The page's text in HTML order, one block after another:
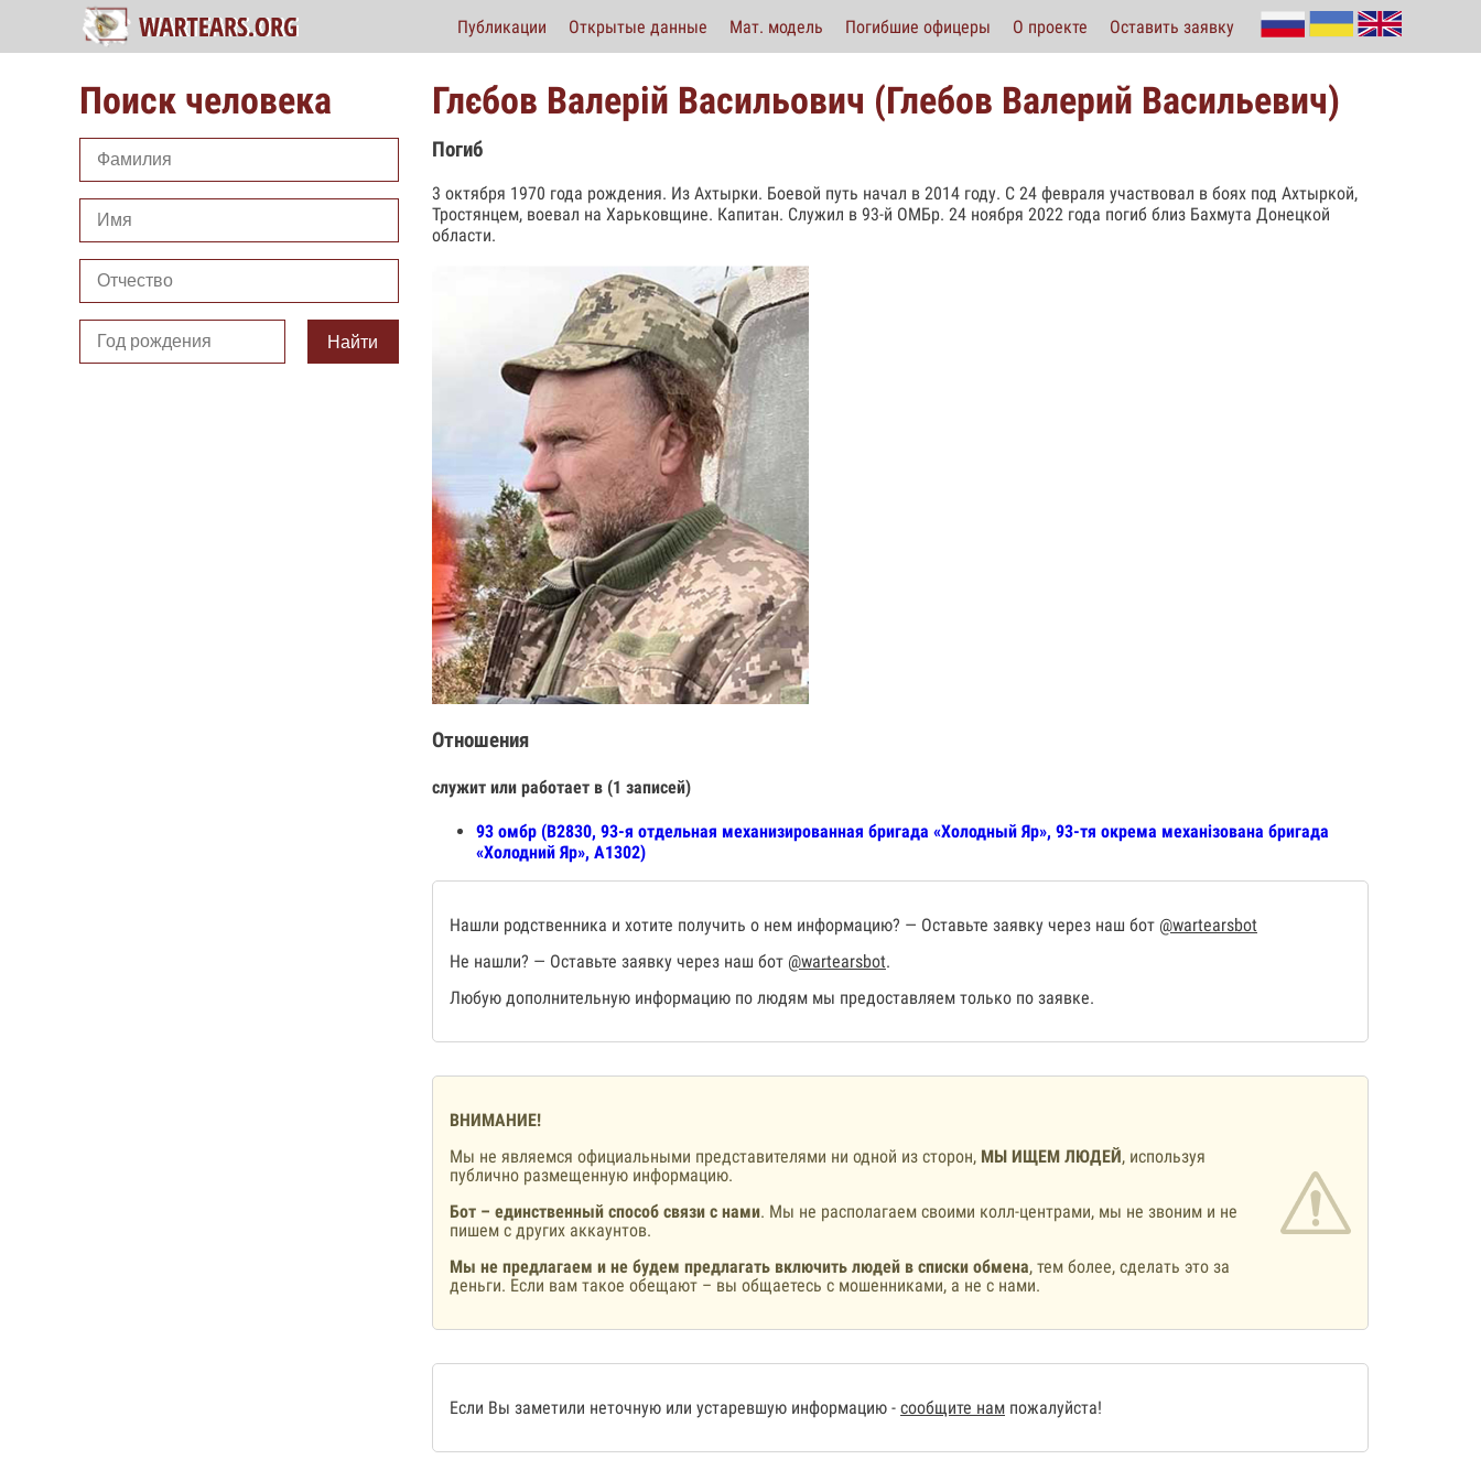
Публикации Открытые данные Мат. модель Погибшие офицеры О проекте Оставить заявку
Поиск человека
Найти
Глєбов Валерій Васильович (Глебов Валерий Васильевич)
Погиб
3 октября 1970 года рождения. Из Ахтырки. Боевой путь начал в 2014 году. С 24 февраля участвовал в боях под Ахтыркой,
Тростянцем, воевал на Харьковщине. Капитан. Служил в 93-й ОМБр. 24 ноября 2022 года погиб близ Бахмута Донецкой
области.
Отношения
служит или работает в (1 записей)
93 омбр (В2830, 93-я отдельная механизированная бригада «Холодный Яр», 93-тя окрема механізована бригада
«Холодний Яр», А1302)
Нашли родственника и хотите получить о нем информацию? — Оставьте заявку через наш бот @wartearsbot
Не нашли? — Оставьте заявку через наш бот @wartearsbot.
Любую дополнительную информацию по людям мы предоставляем только по заявке.
ВНИМАНИЕ!
Мы не являемся официальными представителями ни одной из сторон, МЫ ИЩЕМ ЛЮДЕЙ, используя
публично размещенную информацию.
Бот – единственный способ связи с нами. Мы не располагаем своими колл-центрами, мы не звоним и не
пишем с других аккаунтов.
Мы не предлагаем и не будем предлагать включить людей в списки обмена, тем более, сделать это за
деньги. Если вам такое обещают – вы общаетесь с мошенниками, а не с нами.
Если Вы заметили неточную или устаревшую информацию - сообщите нам пожалуйста!